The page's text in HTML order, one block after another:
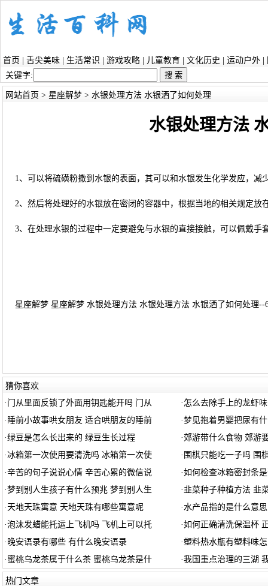
首页 舌尖美味 生活常识 游戏攻略 儿童教育 文化历史 运动户外
关键字:
网站首页 > 星座解梦> 水银处理方法 水银洒了如何处理
水银处理方法
1、可以将硫磺粉撒到水银的表面，其可以和水银发生化学发应，
2、然后将处理好的水银放在密闭的容器中，根据当地的相关规定放
3、在处理水银的过程中一定要避免与水银的直接接触，可以佩戴手
星座解梦 星座解梦 水银处理方法 水银处理方法 水银洒了如何处理--
猜你喜欢
· 门从里面反锁了外面用钥匙能开吗 门从 · 怎么去除手上的龙虾
· 睡前小故事哄女朋友 适合哄朋友的睡前 ·梦见抱着男婴把尿有
·绿豆是怎么长出来的 绿豆生长过程 ·郊游带什么食物 郊游
·冰箱第一次使用要清洗吗 冰箱第一次使 · 围棋只能吃一子吗 围
·辛苦的句子说说心情 辛苦心累的微信说 ·如何检查冰箱密封条
·梦到别人生孩子有什么预兆 梦到别人生 · 韭菜种子种植方法 韭
· 天地天珠寓意 天地天珠有哪些寓意呢 ·水产品指的是什么意
·泡沫发蜡能托运上飞机吗 飞机上可以托 ·如何正确清洗保温杯
· 晚安语录有哪些 有什么晚安语录 ·塑料热水瓶有塑料味
· 蜜桃乌龙茶属于什么茶 蜜桃乌龙茶是什 ·我国重点治理的三湖
热门文章